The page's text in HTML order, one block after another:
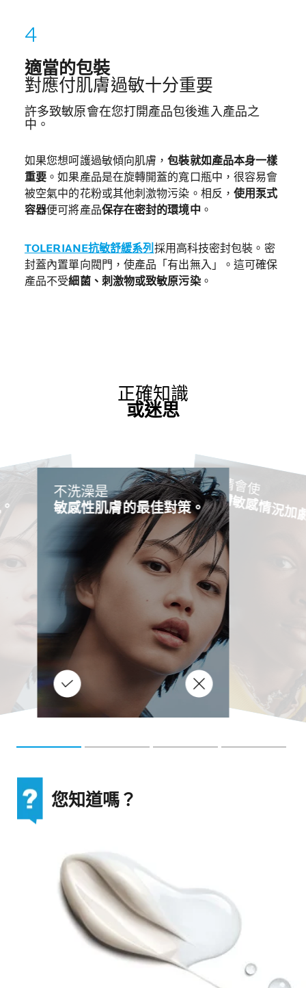
適當的包裝
對應付肌膚過敏十分重要
許多致敏原會在您打開產品包後進入產品之
中。
如果您想呵護過敏傾向肌膚，包裝就如產品本身一樣
重要 。如果產品是在旋轉開蓋的寬口瓶中，很容易會
被空氣中的花粉或其他刺激物污染。相反， 使用泵式
容器便可將產品保存在密封的環境中 。
TOLERIANE抗敏舒緩系列採用高科技密封包裝。密
封蓋內置單向閥門，使產品「有出無入」。這可確保
產品不受細菌、刺激物或致敏原污染。
正確知識
或迷思
不洗澡是
敏感性肌膚的最佳對策。
迷思
如果您在一天結束時沒有清潔肌
膚，花粉和污染物等致敏原和刺
激物便會整夜接觸您的皮膚，繼
而干擾皮膚的屏障功能並引起刺
激。
酒精會使
皮膚敏感情況加
正確​
因
組
鹽
。
您知道嗎？